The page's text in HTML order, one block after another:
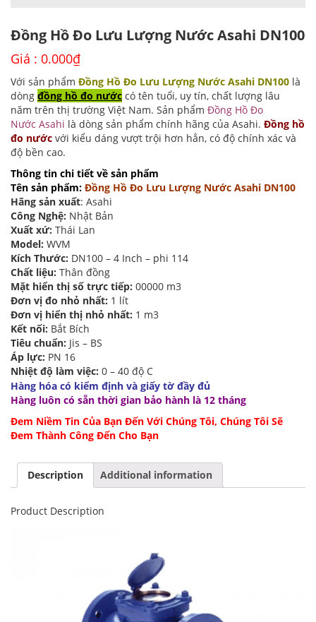
Đồng Hồ Đo Lưu Lượng Nước Asahi DN100
Giá : 0.000₫
Với sản phẩm Đồng Hồ Đo Lưu Lượng Nước Asahi DN100 là
dòng đồng hồ đo nước có tên tuổi, uy tín, chất lượng lâu
năm trên thị trường Việt Nam. Sản phẩm Đồng Hồ Đo
Nước Asahi là dòng sản phẩm chính hãng của Asahi. Đồng hồ
đo nước với kiểu dáng vượt trội hơn hẳn, có độ chính xác và
độ bền cao.
Thông tin chi tiết về sản phẩm
Tên sản phẩm: Đồng Hồ Đo Lưu Lượng Nước Asahi DN100
Hãng sản xuất: Asahi
Công Nghệ: Nhật Bản
Xuất xứ: Thái Lan
Model: WVM
Kích Thước: DN100 – 4 Inch – phi 114
Chất liệu: Thân đồng
Mặt hiển thị số trực tiếp: 00000 m3
Đơn vị đo nhỏ nhất: 1 lít
Đơn vị hiển thị nhỏ nhất: 1 m3
Kết nối: Bắt Bích
Tiêu chuẩn: Jis – BS
Áp lực: PN 16
Nhiệt độ làm việc: 0 – 40 độ C
Hàng hóa có kiểm định và giấy tờ đầy đủ
Hàng luôn có sẵn thời gian bảo hành là 12 tháng
Đem Niềm Tin Của Bạn Đến Với Chúng Tôi, Chúng Tôi Sẽ
Đem Thành Công Đến Cho Bạn
Description Additional information
Product Description